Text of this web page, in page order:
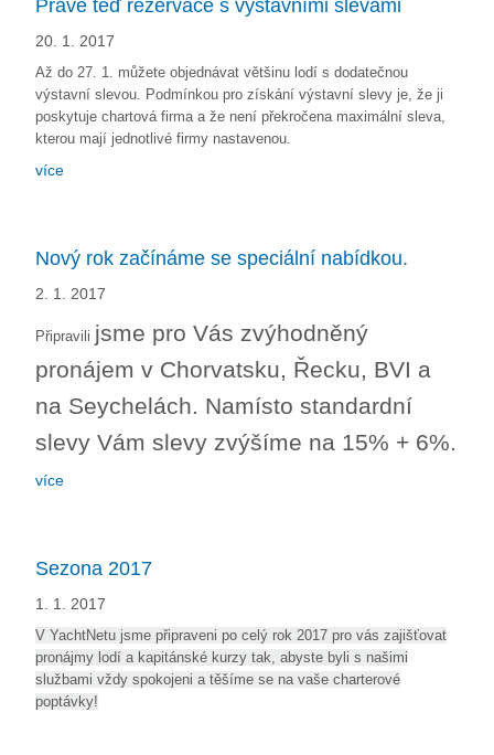
Právě teď rezervace s výstavními slevami
20. 1. 2017
Až do 27. 1. můžete objednávat většinu lodí s dodatečnou
výstavní slevou. Podmínkou pro získání výstavní slevy je, že ji
poskytuje chartová firma a že není překročena maximální sleva,
kterou mají jednotlivé firmy nastavenou.
více
Nový rok začínáme se speciální nabídkou.
2. 1. 2017
Připravili jsme pro Vás zvýhodněný
pronájem v Chorvatsku, Řecku, BVI a
na Seychelách. Namísto standardní
slevy Vám slevy zvýšíme na 15% + 6%.
více
Sezona 2017
1. 1. 2017
V YachtNetu jsme připraveni po celý rok 2017 pro vás zajišťovat
pronájmy lodí a kapitánské kurzy tak, abyste byli s našimi
službami vždy spokojeni a těšíme se na vaše charterové
poptávky!